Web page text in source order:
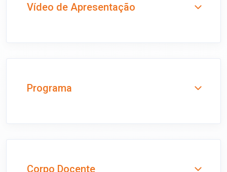
Vídeo de Apresentação
Programa
Corpo Docente